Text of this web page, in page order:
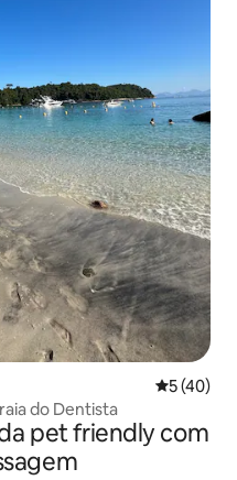
5 de uma
5 (40)
do Dentista
pet friendly com